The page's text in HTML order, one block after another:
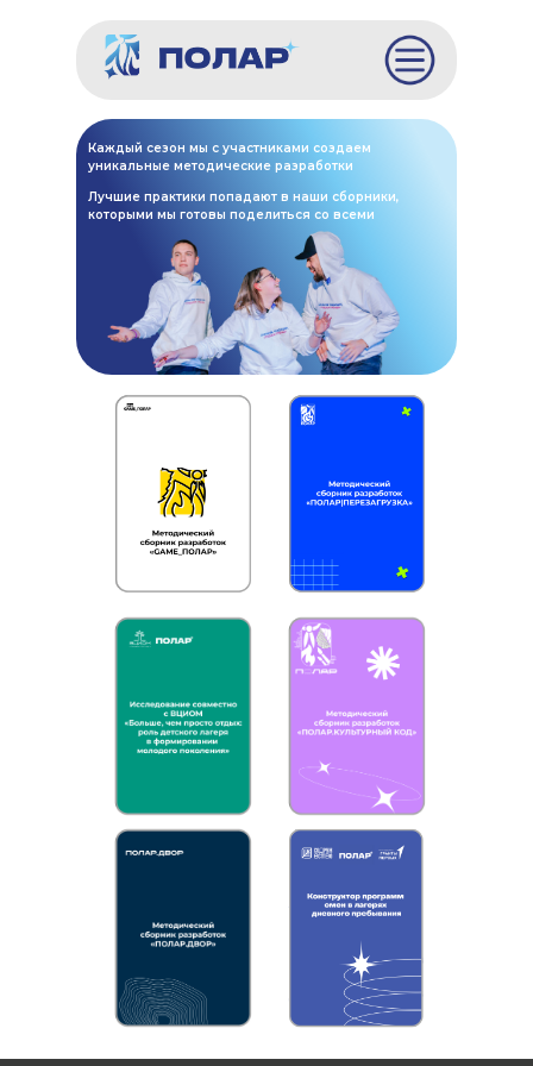
Каждый сезон мы с участниками создаем
уникальные методические разработки
Лучшие практики попадают в наши сборники,
которыми мы готовы поделиться со всеми